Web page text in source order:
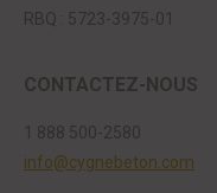
RBQ : 5723-3975-01
CONTACTEZ-NOUS
1 888 500-2580
info@cygnebeton.com